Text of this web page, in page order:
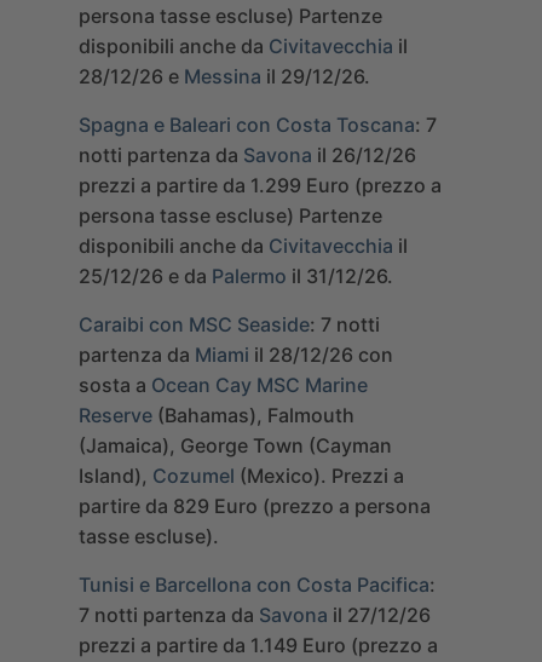
persona tasse escluse) Partenze
disponibili anche da Civitavecchia il
28/12/26 e Messina il 29/12/26.
Spagna e Baleari con Costa Toscana: 7
notti partenza da Savona il 26/12/26
prezzi a partire da 1.299 Euro (prezzo a
persona tasse escluse) Partenze
disponibili anche da Civitavecchia il
25/12/26 e da Palermo il 31/12/26.
Caraibi con MSC Seaside: 7 notti
partenza da Miami il 28/12/26 con
sosta a Ocean Cay MSC Marine
Reserve (Bahamas), Falmouth
(Jamaica), George Town (Cayman
Island), Cozumel (Mexico). Prezzi a
partire da 829 Euro (prezzo a persona
tasse escluse).
Tunisi e Barcellona con Costa Pacifica:
7 notti partenza da Savona il 27/12/26
prezzi a partire da 1.149 Euro (prezzo a